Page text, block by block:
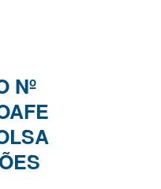
Nº